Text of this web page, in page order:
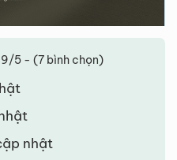
5 - (7 bình chọn)
nhật